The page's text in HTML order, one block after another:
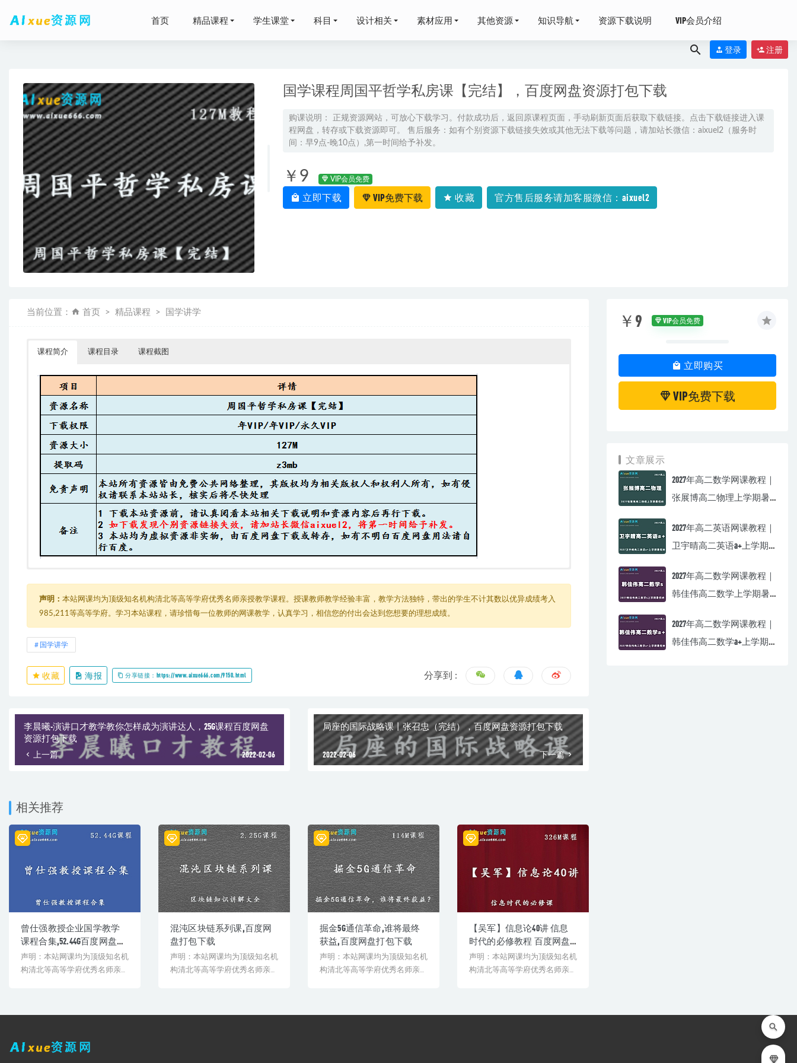
首页 精品课程 学生课堂 科目 设计相关 素材应用 其他资源 知识导航 资源下载说明 VIP会员介绍
登录 注册
国学课程周国平哲学私房课【完结】，百度网盘资源打包下载
购课说明： 正规资源网站，可放心下载学习。付款成功后，返回原课程页面，手动刷新页面后获取下载链接。点击下载链接进入课
程网盘，转存或下载资源即可。 售后服务：如有个别资源下载链接失效或其他无法下载等问题，请加站长微信：aixuel2（服务时
间：早9点-晚10点）,第一时间给予补发。
￥9 VIP会员免费
立即下载 VIP免费下载 收藏 官方售后服务请加客服微信：aixuel2
当前位置： 首页 精品课程 国学讲学
课程简介 课程目录 课程截图
├─ 01 哲学开始于仰望星空.m4a
├─ 02 古希腊哲学的转折：苏格拉底.m4a
├─ 04 哲学与科学、宗教的异同.m4a
├─ 05 “无用”哲学的有用之处.m4a
├─ 06 西方哲学中的幸福观.m4a
├─ 07 中国哲学中的幸福观.m4a
├─ 09 生命中最真实的3个需要.m4a
├─ 10 如何练就幸福的能力.m4a
├─ 14 爱情中的道德困境.m4a
├─ 15 道德上的两难问题.m4a
├─ 16 人什么时候开始思考生死？.m4a
├─ 17 接受死亡的3个理由.m4a
├─ 【视频版】关于哲学的三个问题.mp4
声明： 本站网课均为顶级知名机构清北等高等学府优秀名师亲授教学课程。授课教师教学经验丰富，教学方法独特，带出的学生不计其数以优异成绩考入
985,211等高等学府。学习本站课程，请珍惜每一位教师的网课教学，认真学习，相信您的付出会达到您想要的理想成绩。
国学讲学
收藏 海报 分享链接：https://www.aixue666.com/9150.html 分享到 :
李晨曦-演讲口才教学教你怎样成为演讲达人，25G课程百度网盘
资源打包下载
上一篇 2022-02-06
局座的国际战略课丨张召忠（完结），百度网盘资源打包下载
2022-02-06 下一篇
相关推荐
曾仕强教授企业国学教学
课程合集,52.44G百度网盘资
源打包下载
声明：本站网课均为顶级知名机
构清北等高等学府优秀名师亲授
混沌区块链系列课,百度网
盘打包下载
声明：本站网课均为顶级知名机
构清北等高等学府优秀名师亲授
掘金5G通信革命,谁将最终
获益,百度网盘打包下载
声明：本站网课均为顶级知名机
构清北等高等学府优秀名师亲授
【吴军】信息论40讲 信息
时代的必修教程 百度网盘
资源下载
声明：本站网课均为顶级知名机
构清北等高等学府优秀名师亲授
￥9 VIP会员免费
立即购买
VIP免费下载
文章展示
2027年高二数学网课教程｜
张展博高二物理上学期暑
2027年高二英语网课教程｜
卫宇晴高二英语a+上学期
2027年高二数学网课教程｜
韩佳伟高二数学上学期暑
2027年高二数学网课教程｜
韩佳伟高二数学a+上学期
2025阿不新高考数学二三轮复习网课教程 2024-11-19
2026年高一生物网课教程｜周云高一生物视频教程上学期暑秋班
王群2024高一地理视频教程+课堂笔记（暑假班+秋季班）
2024刘莹莹高二历史下学期寒春班
2024李博恩高一英语a+寒假班网课教程 2024-02-06